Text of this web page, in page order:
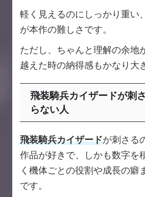
軽く見えるのにしっかり重い
が本作の難しさです。
ただし、ちゃんと理解の余地
越えた時の納得感もかなり大
飛装騎兵カイザードが刺
らない人
飛装騎兵カイザードが刺さる
作品が好きで、しかも数字を
く機体ごとの役割や成長の癖
です。